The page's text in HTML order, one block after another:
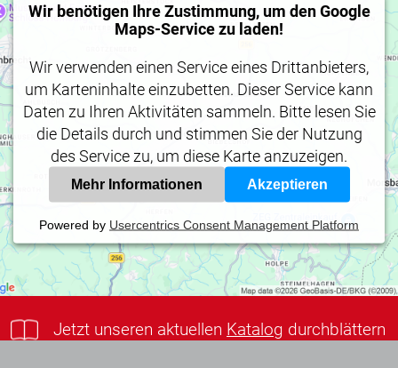
Wir benötigen Ihre Zustimmung, um den Google
Maps-Service zu laden!
Wir verwenden einen Service eines Drittanbieters,
um Karteninhalte einzubetten. Dieser Service kann
Daten zu Ihren Aktivitäten sammeln. Bitte lesen Sie
die Details durch und stimmen Sie der Nutzung
des Service zu, um diese Karte anzuzeigen.
Mehr Informationen Akzeptieren
Powered by Usercentrics Consent Management Platform
Jetzt unseren aktuellen Katalog durchblättern